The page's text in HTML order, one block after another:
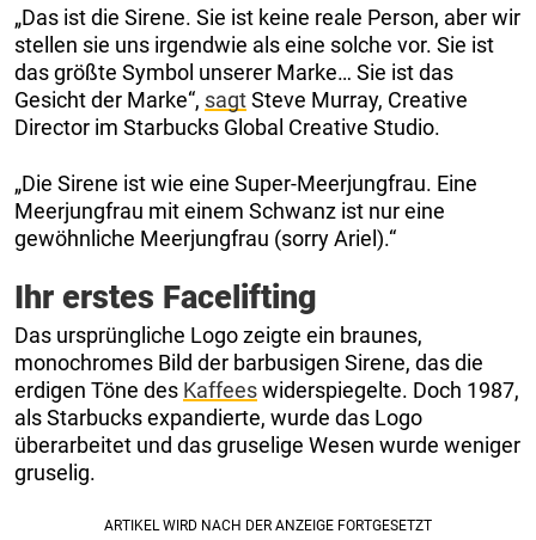
„Das ist die Sirene. Sie ist keine reale Person, aber wir
stellen sie uns irgendwie als eine solche vor. Sie ist
das größte Symbol unserer Marke… Sie ist das
Gesicht der Marke“, sagtSteve Murray, Creative
Director im Starbucks Global Creative Studio.
„Die Sirene ist wie eine Super-Meerjungfrau. Eine
Meerjungfrau mit einem Schwanz ist nur eine
gewöhnliche Meerjungfrau (sorry Ariel).“
Ihr erstes Facelifting
Das ursprüngliche Logo zeigte ein braunes,
monochromes Bild der barbusigen Sirene, das die
erdigen Töne des Kaffeeswiderspiegelte. Doch 1987,
als Starbucks expandierte, wurde das Logo
überarbeitet und das gruselige Wesen wurde weniger
gruselig.